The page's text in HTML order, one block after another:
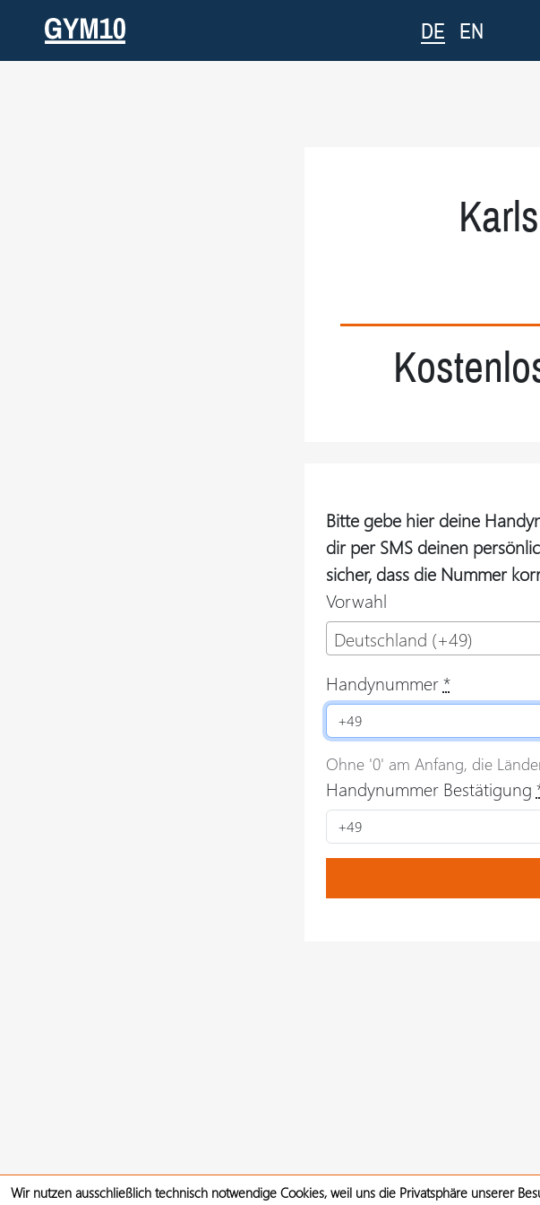
DE EN
Bitte gebe hier deine
dir per SMS deinen
sicher, dass die Nummer
Vorwahl
Deutschland (+49)
Handynummer*
Ohne '0' am Anfang, die
Handynummer Bestätigung
Wir nutzen ausschließlich technisch notwendige Cookies, weil uns die Privatsphäre unserer